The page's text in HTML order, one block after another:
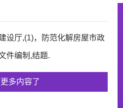
设厅,(1)，防范化解房屋市政
件编制,结题.
多内容了